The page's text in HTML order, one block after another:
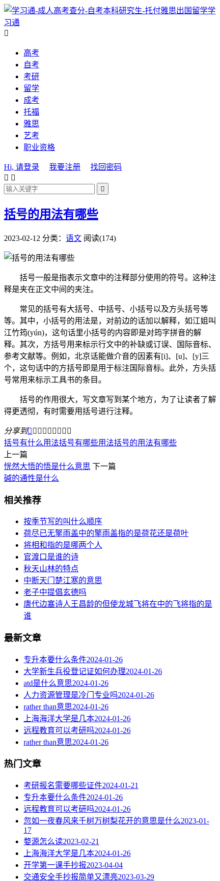
学
习通

高考
自考
考研
留学
成考
托福
雅思
艺考
职业资格
Hi, 请登录 我要注册
找回密码
 

括号的用法有哪些
2023-02-12 分类： 语文 阅读(174)
括号一般是指表示文章中的注释部分使用的符号。这种注
释是夹在正文中间的夹注。
常见的括号有大括号、中括号、小括号以及方头括号等
等。其中，小括号的用法是，对前边的话加以解释，如江姐叫
江竹筠(yún)，这句话里小括号的内容即是对筠字拼音的解
释。其次，方括号用来标示行文中的补缺或订误、国际音标、
参考文献等。例如，北京话能做介音的因素有[i]、[u]、[y]三
个，这句话中的方括号即是用于标注国际音标。此外，方头括
号常用来标示工具书的条目。
括号的作用很大，写文章写到某个地方，为了让读者了解
得更透彻，有时需要用括号进行注释。
分享到        
括号有什么用法括号有哪些用法括号的用法有哪些
上一篇
恍然大悟的悟是什么意思 下一篇
碱的通性是什么
相关推荐
按季节写的叫什么顺序
荷尽已无擎雨盖中的擎雨盖指的是荷花还是荷叶
将相和指的是哪两个人
官渡口是谁的诗
秋天山林的特点
中断天门楚江寒的意思
老子中提倡玄德吗
唐代边塞诗人王昌龄的但使龙城飞将在中的飞将指的是
谁
最新文章
专升本要什么条件2024-01-26
大学新生兵役登记证如何办理2024-01-26
atd是什么意思2024-01-26
人力资源管理是冷门专业吗2024-01-26
rather than意思2024-01-26
上海海洋大学是几本2024-01-26
远程教育可以考研吗2024-01-26
rather than意思2024-01-26
热门文章
考研报名需要哪些证件2024-01-21
专升本要什么条件2024-01-26
远程教育可以考研吗2024-01-26
忽如一夜春风来千树万树梨花开的意思是什么2023-01-
17
婺源怎么读2023-02-21
上海海洋大学是几本2024-01-26
开学第一课手抄报2023-04-04
交通安全手抄报简单又漂亮2023-03-29